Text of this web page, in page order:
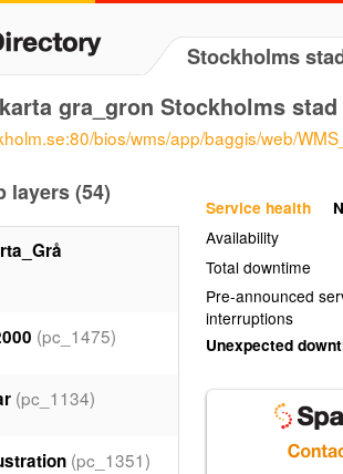
Stockholms
gra_gron Stockholms stad
bios/wms/app/baggis/web/
Service health
Availability
Total downtime
Pre-announced
interruptions
Unexpected
layers (54)
(pc_1475)
(pc_1134)
(pc_1351)